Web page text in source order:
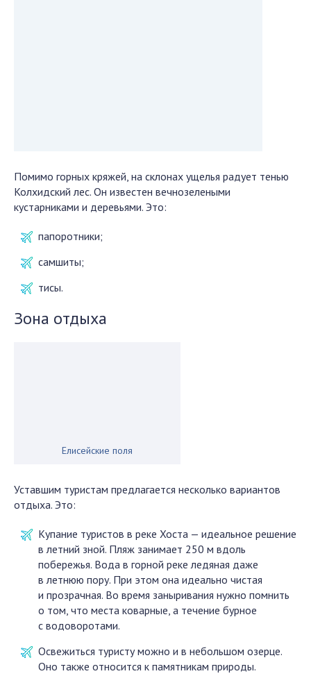
Помимо горных кряжей, на склонах ущелья радует тенью
Колхидский лес. Он известен вечнозелеными
кустарниками и деревьями. Это:
папоротники;
самшиты;
тисы.
Зона отдыха
Елисейские поля
Уставшим туристам предлагается несколько вариантов
отдыха. Это:
Купание туристов в реке Хоста — идеальное решение
в летний зной. Пляж занимает 250 м вдоль
побережья. Вода в горной реке ледяная даже
в летнюю пору. При этом она идеально чистая
и прозрачная. Во время заныривания нужно помнить
о том, что места коварные, а течение бурное
с водоворотами.
Освежиться туристу можно и в небольшом озерце.
Оно также относится к памятникам природы.